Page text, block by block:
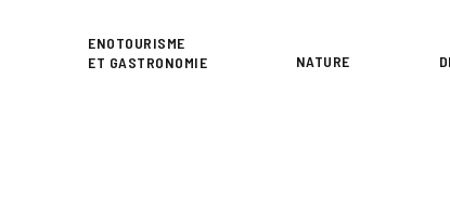
ENOTOURISME
ET GASTRONOMIE
NATURE